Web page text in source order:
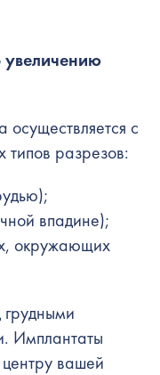
увеличению
осуществляется с
типов разрезов:
впадине);
окружающих
Имплантаты
вашей